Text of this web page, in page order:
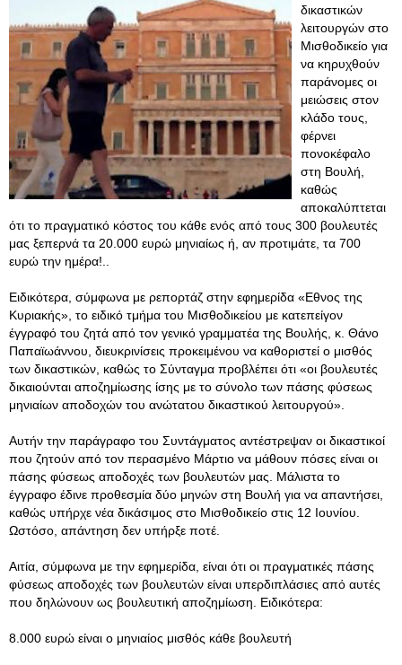
δικαστικών
λειτουργών στο
Μισθοδικείο για
να κηρυχθούν
παράνομες οι
μειώσεις στον
κλάδο τους,
φέρνει
πονοκέφαλο
στη Βουλή,
καθώς
αποκαλύπτεται
ότι το πραγματικό κόστος του κάθε ενός από τους 300 βουλευτές
μας ξεπερνά τα 20.000 ευρώ μηνιαίως ή, αν προτιμάτε, τα 700
ευρώ την ημέρα!..
Ειδικότερα, σύμφωνα με ρεπορτάζ στην εφημερίδα «Εθνος της
Κυριακής», το ειδικό τμήμα του Μισθοδικείου με κατεπείγον
έγγραφό του ζητά από τον γενικό γραμματέα της Βουλής, κ. Θάνο
Παπαϊωάννου, διευκρινίσεις προκειμένου να καθοριστεί ο μισθός
των δικαστικών, καθώς το Σύνταγμα προβλέπει ότι «οι βουλευτές
δικαιούνται αποζημίωσης ίσης με το σύνολο των πάσης φύσεως
μηνιαίων αποδοχών του ανώτατου δικαστικού λειτουργού».
Αυτήν την παράγραφο του Συντάγματος αντέστρεψαν οι δικαστικοί
που ζητούν από τον περασμένο Μάρτιο να μάθουν πόσες είναι οι
πάσης φύσεως αποδοχές των βουλευτών μας. Μάλιστα το
έγγραφο έδινε προθεσμία δύο μηνών στη Βουλή για να απαντήσει,
καθώς υπήρχε νέα δικάσιμος στο Μισθοδικείο στις 12 Ιουνίου.
Ωστόσο, απάντηση δεν υπήρξε ποτέ.
Αιτία, σύμφωνα με την εφημερίδα, είναι ότι οι πραγματικές πάσης
φύσεως αποδοχές των βουλευτών είναι υπερδιπλάσιες από αυτές
που δηλώνουν ως βουλευτική αποζημίωση. Ειδικότερα:
8.000 ευρώ είναι ο μηνιαίος μισθός κάθε βουλευτή